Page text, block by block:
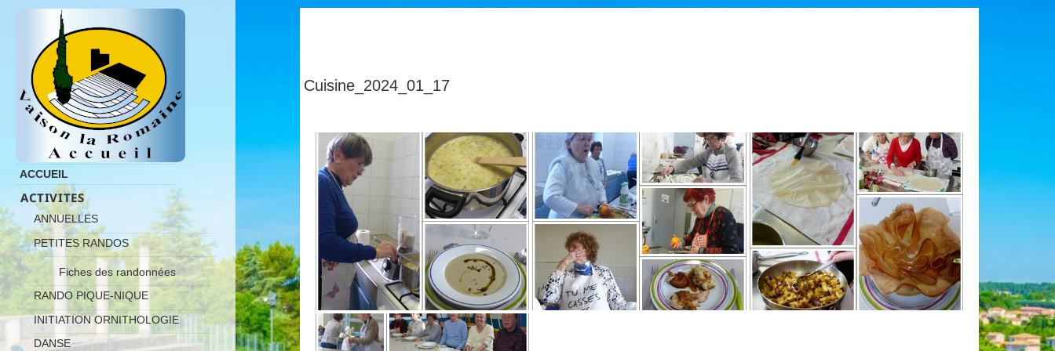
ACCUEIL
ACTIVITES
ANNUELLES
PETITES RANDOS
Fiches des randonnées
RANDO PIQUE-NIQUE
INITIATION ORNITHOLOGIE
DANSE
Cuisine_2024_01_17